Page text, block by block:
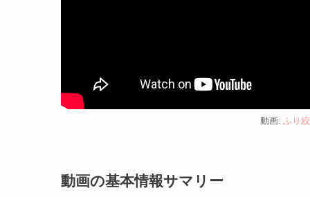
動画: ふり
動画の基本情報サマリー